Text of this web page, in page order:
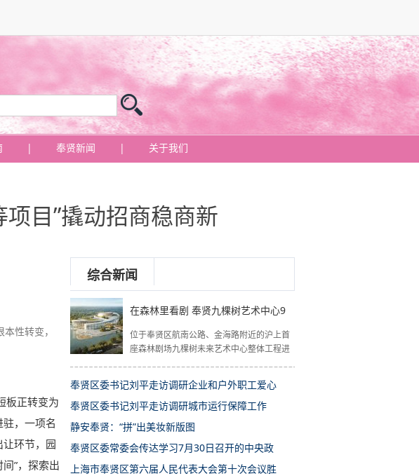
| 奉贤新闻 | 关于我们
目”撬动招商稳商新
性转变，
板正转变为
，一项名
让环节，园
”，探索出
综合新闻
在森林里看剧 奉贤九棵树艺术中心9
位于奉贤区航南公路、金海路附近的沪上首
座森林剧场九棵树未来艺术中心整体工程进
奉贤区委书记刘平走访调研企业和户外职工爱心
奉贤区委书记刘平走访调研城市运行保障工作
静安奉贤：“拼”出美妆新版图
奉贤区委常委会传达学习7月30日召开的中央政
上海市奉贤区第六届人民代表大会第十次会议胜